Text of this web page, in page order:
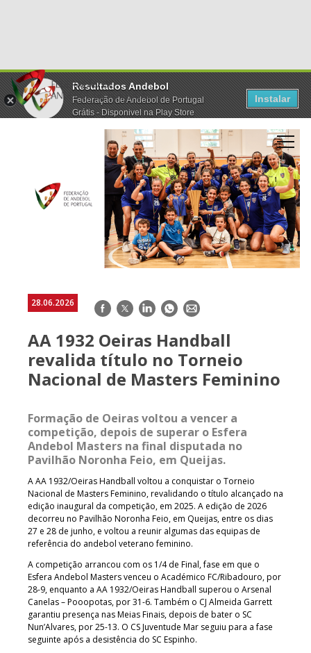
Resultados Andebol
Federação de Andebol de Portugal
Grátis - Disponivel na Play Store
Instalar
28.06.2026 Facebook
TwitterLinkedInWhatsApp
E-
AA 1932 Oeiras Handball
revalida título no Torneio
Nacional de Masters Feminino
Formação de Oeiras voltou a vencer a
competição, depois de superar o Esfera
Andebol Masters na final disputada no
Pavilhão Noronha Feio, em Queijas.
A AA 1932/Oeiras Handball voltou a conquistar o Torneio
Nacional de Masters Feminino, revalidando o título alcançado na
edição inaugural da competição, em 2025. A edição de 2026
decorreu no Pavilhão Noronha Feio, em Queijas, entre os dias
27 e 28 de junho, e voltou a reunir algumas das equipas de
referência do andebol veterano feminino.
A competição arrancou com os 1/4 de Final, fase em que o
Esfera Andebol Masters venceu o Académico FC/Ribadouro, por
28-9, enquanto a AA 1932/Oeiras Handball superou o Arsenal
Canelas – Pooopotas, por 31-6. Também o CJ Almeida Garrett
garantiu presença nas Meias Finais, depois de bater o SC
Nun’Alvares, por 25-13. O CS Juventude Mar seguiu para a fase
seguinte após a desistência do SC Espinho.